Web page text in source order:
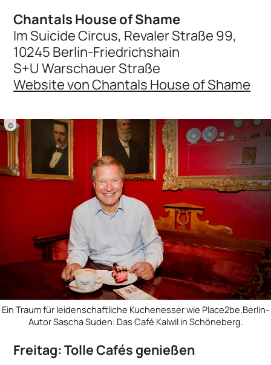
Chantals House of Shame
Im Suicide Circus, Revaler Straße 99,
10245 Berlin-Friedrichshain
S+U Warschauer Straße
Website von Chantals House of Shame
©
Ein Traum für leidenschaftliche Kuchenesser wie Place2be.Berlin-
Autor Sascha Suden: Das Café Kalwil in Schöneberg.
Freitag: Tolle Cafés genießen